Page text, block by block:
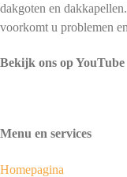
dakgoten en
voorkomt u problemen
Bekijk ons op YouTube
Menu en services
Homepagina